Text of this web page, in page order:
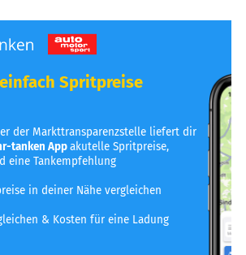
Spritpreise
der Markttransparenzstelle liefert dir
tanken Appakutelle Spritpreise,
eine Tankempfehlung
in deiner Nähe vergleichen
& Kosten für eine Ladung